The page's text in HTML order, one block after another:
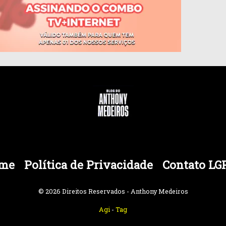
Política de Privacidade Contato
© 2026 Direitos Reservados - Anthony Medeiros
Agi - Tag